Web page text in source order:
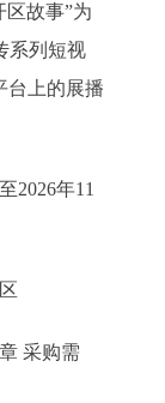
故事”为
系列短视
台上的展播
年11
采购需